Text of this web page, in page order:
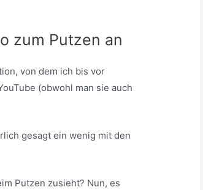
zum Putzen an
von dem ich bis vor
(obwohl man sie auch
gesagt ein wenig mit den
Putzen zusieht? Nun, es